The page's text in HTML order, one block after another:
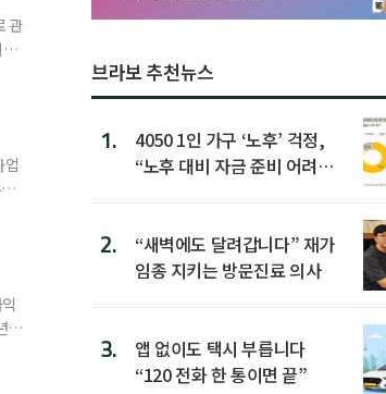
관
업
층
브라보 추천뉴스
1.
4050 1인 가구 ‘노후’ 걱정,
“노후 대비 자금 준비 어려
2.
“새벽에도 달려갑니다” 재가
임종 지키는 방문진료 의사
3.
앱 없이도 택시 부릅니다
“120 전화 한 통이면 끝”